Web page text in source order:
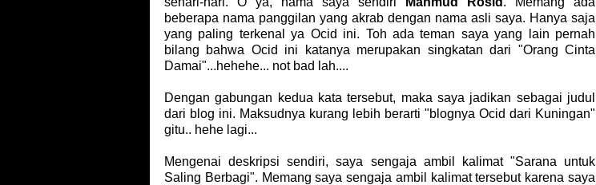
beberapa nama panggilan yang akrab dengan nama asli saya. Hanya saja
yang paling terkenal ya Ocid ini. Toh ada teman saya yang lain pernah
bilang bahwa Ocid ini katanya merupakan singkatan dari "Orang Cinta
Damai"...hehehe... not bad lah....
Dengan gabungan kedua kata tersebut, maka saya jadikan sebagai judul
dari blog ini. Maksudnya kurang lebih berarti "blognya Ocid dari Kuningan"
gitu.. hehe lagi...
Mengenai deskripsi sendiri, saya sengaja ambil kalimat "Sarana untuk
Saling Berbagi". Memang saya sengaja ambil kalimat tersebut karena saya